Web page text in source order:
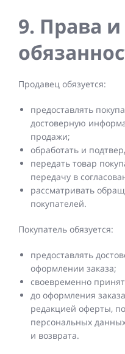
9. Права и
Продавец обязуется:
предоставлять
достоверную
продажи;
обработать и
передать товар
передачу в
рассматривать
покупателей.
Покупатель обязуется:
предоставлять
оформлении заказа;
своевременно
до оформления
редакцией оферты,
персональных
и возврата.